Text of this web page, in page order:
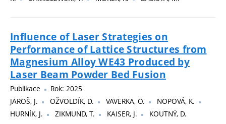
Influence of Laser Strategies on
Performance of Lattice Structures from
Magnesium Alloy WE43 Produced by
Laser Beam Powder Bed Fusion
Publikace
Rok: 2025
JAROŠ, J.
OŽVOLDÍK, D. VAVERKA, O.
NOPOVÁ, K.
HURNÍK, J.
ZIKMUND, T. KAISER, J. KOUTNÝ, D.